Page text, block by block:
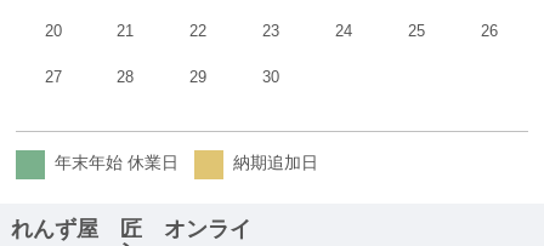
20 21 22 23 24 25 26
27 28 29 30
年末年始 休業日 納期追加日
れんず屋 匠 オンライ